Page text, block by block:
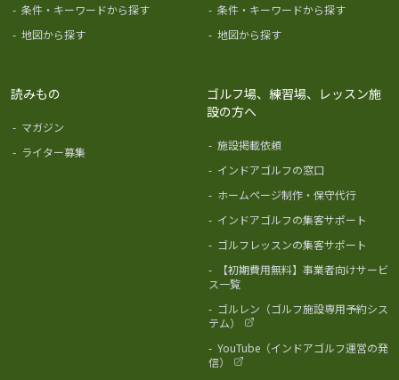
- 条件・キーワードから探す
- 地図から探す
- 条件・キーワードから探す
- 地図から探す
読みもの
- マガジン
- ライター募集
ゴルフ場、練習場、レッスン施
設の方へ
- 施設掲載依頼
- インドアゴルフの窓口
- ホームページ制作・保守代行
- インドアゴルフの集客サポート
- ゴルフレッスンの集客サポート
-
【初期費用無料】事業者向けサービ
ス一覧
- ゴルレン（ゴルフ施設専用予約シス
テム）
- YouTube（インドアゴルフ運営の発
信）